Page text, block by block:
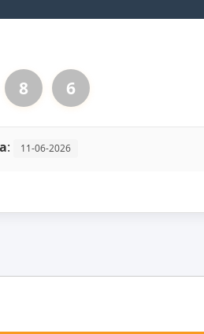
8 6
: 11-06-2026